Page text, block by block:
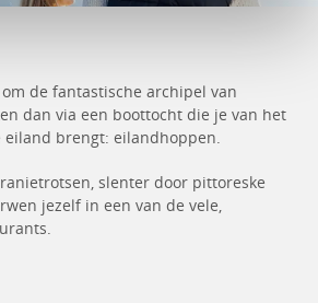
de fantastische archipel van
dan via een boottocht die je van het
brengt: eilandhoppen.
slenter door pittoreske
jezelf in een van de vele,